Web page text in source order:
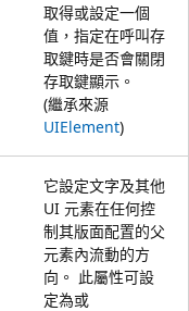
取得或設定一個
值，指定在呼叫存
取鍵時是否會關閉
存取鍵顯示。
(繼承來源
UIElement)
它設定文字及其他
UI 元素在任何控
制其版面配置的父
元素內流動的方
向。 此屬性可設
定為或